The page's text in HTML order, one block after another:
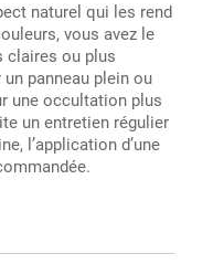
naturel qui les rend
vous avez le
claires ou plus
panneau plein ou
une occultation plus
un entretien régulier
l’application d’une